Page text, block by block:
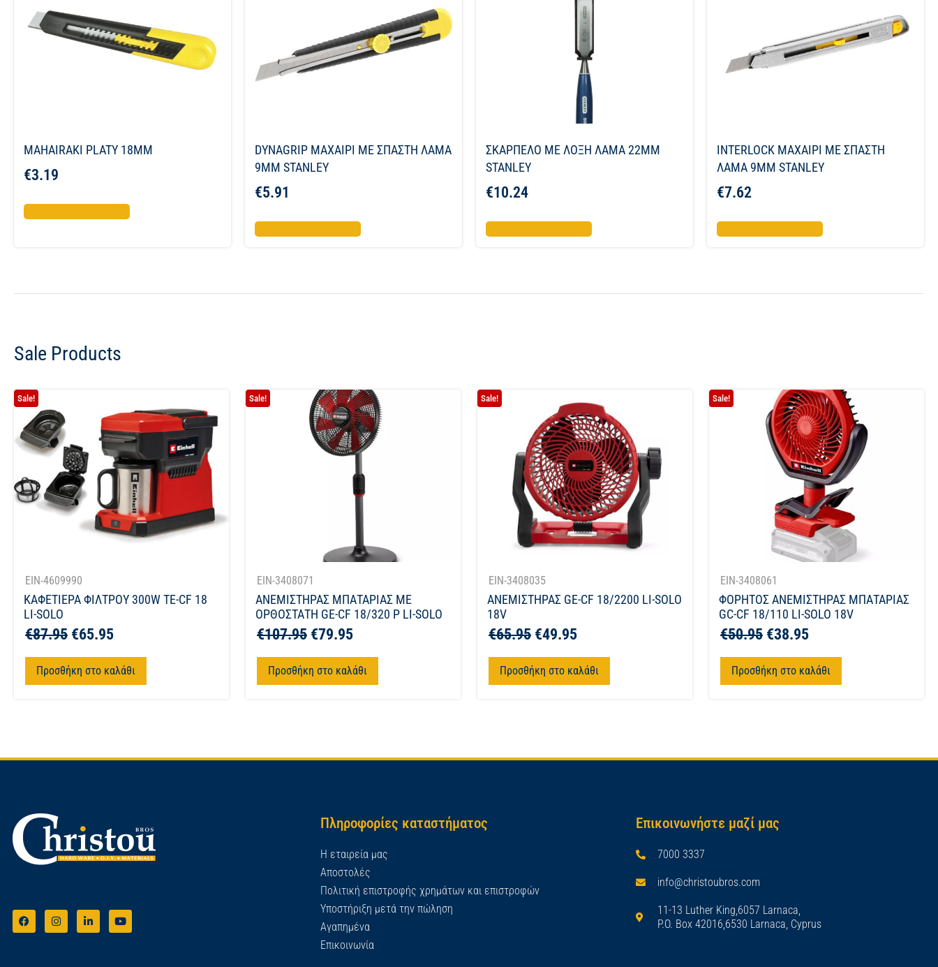
MAHAIRAKI PLATY 18MM
€3.19
DYNAGRIP ΜΑΧΑΙΡΙ ME ΣΠΑΣΤΗ ΛΑΜΑ
9MM STANLEY
€5.91
ΣΚΑΡΠΕΛΟ ΜΕ ΛΟΞΗ ΛΑΜΑ 22MM
STANLEY
€10.24
INTERLOCK ΜΑΧΑΙΡΙ ΜΕ ΣΠΑΣΤΗ
ΛΑΜΑ 9ΜΜ STANLEY
€7.62
Sale Products
Sale!
EIN-4609990
ΚΑΦΕΤΙΕΡΑ ΦΙΛΤΡΟΥ 300W TE-CF 18
LI-SOLO
€87.95 €65.95
Προσθήκη στο καλάθι
Sale!
EIN-3408071
ΑΝΕΜΙΣΤΗΡΑΣ ΜΠΑΤΑΡΙΑΣ ΜΕ
ΟΡΘΟΣΤΑΤΗ GE-CF 18/320 P LI-SOLO
€107.95 €79.95
Προσθήκη στο καλάθι
Sale!
EIN-3408035
ΑΝΕΜΙΣΤΗΡΑΣ GE-CF 18/2200 LI-SOLO
18V
€65.95 €49.95
Προσθήκη στο καλάθι
Sale!
EIN-3408061
ΦΟΡΗΤΟΣ ΑΝΕΜΙΣΤΗΡΑΣ ΜΠΑΤΑΡΙΑΣ
GC-CF 18/110 LI-SOLO 18V
€50.95 €38.95
Προσθήκη στο καλάθι
Πληροφορίες καταστήματος
Η εταιρεία μας
Αποστολές
Πολιτική επιστροφής χρημάτων και επιστροφών
Υποστήριξη μετά την πώληση
Αγαπημένα
Επικοινωνία
Επικοινωνήστε μαζί μας
7000 3337
info@christoubros.com
11-13 Luther King,6057 Larnaca,
P.O. Box 42016,6530 Larnaca, Cyprus